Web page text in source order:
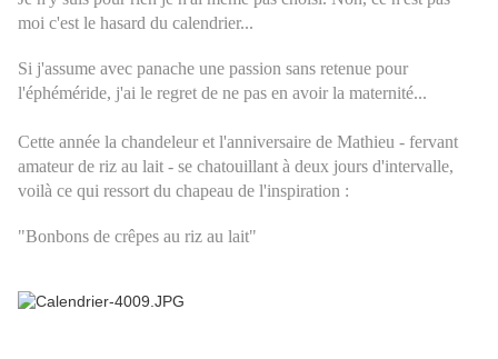
moi c'est le hasard du calendrier...
Si j'assume avec panache une passion sans retenue pour
l'éphéméride, j'ai le regret de ne pas en avoir la maternité...
Cette année la chandeleur et l'anniversaire de Mathieu - fervant
amateur de riz au lait - se chatouillant à deux jours d'intervalle,
voilà ce qui ressort du chapeau de l'inspiration :
"Bonbons de crêpes au riz au lait"